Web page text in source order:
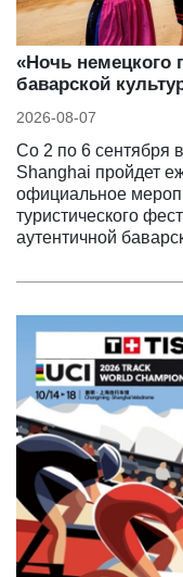
«Ночь немецкого
баварской
2026-08-07
Со 2 по 6 сентября
Shanghai пройдет
официальное
туристического
аутентичной